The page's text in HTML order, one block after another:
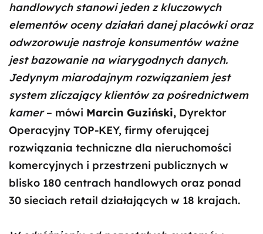
handlowych stanowi jeden z kluczowych
elementów oceny działań danej placówki oraz
odwzorowuje nastroje konsumentów ważne
jest bazowanie na wiarygodnych danych.
Jedynym miarodajnym rozwiązaniem jest
system zliczający klientów za pośrednictwem
kamer– mówi Marcin Guziński, Dyrektor
Operacyjny TOP-KEY, firmy oferującej
rozwiązania techniczne dla nieruchomości
komercyjnych i przestrzeni publicznych w
blisko 180 centrach handlowych oraz ponad
30 sieciach retail działających w 18 krajach.